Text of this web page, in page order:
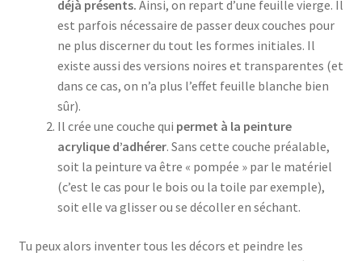
déjà présents. Ainsi, on repart d’une feuille vierge. Il
est parfois nécessaire de passer deux couches pour
ne plus discerner du tout les formes initiales. Il
existe aussi des versions noires et transparentes (et
dans ce cas, on n’a plus l’effet feuille blanche bien
sûr).
Il crée une couche qui permet à la peinture
acrylique d’adhérer. Sans cette couche préalable,
soit la peinture va être « pompée » par le matériel
(c’est le cas pour le bois ou la toile par exemple),
soit elle va glisser ou se décoller en séchant.
Tu peux alors inventer tous les décors et peindre les